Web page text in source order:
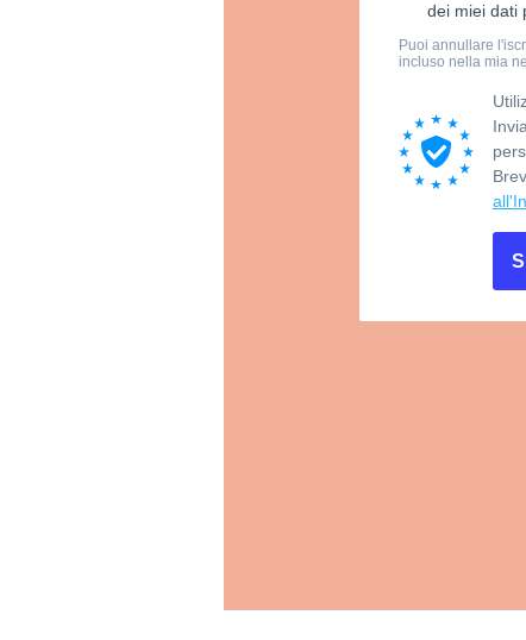
dei miei dati
Puoi annullare
incluso nella mia